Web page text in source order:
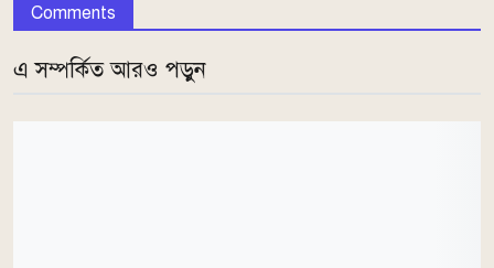
Comments
এ সম্পর্কিত আরও পড়ুন